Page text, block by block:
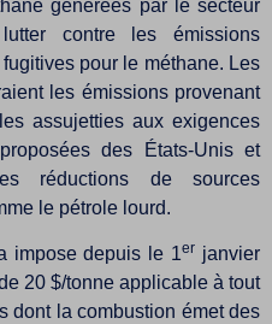
générées par le secteur
contre les émissions
pour le méthane. Les
les émissions provenant
assujetties aux exigences
des États-Unis et
réductions de sources
le pétrole lourd.
impose depuis le 1er janvier
20 $/tonne applicable à tout
dont la combustion émet des